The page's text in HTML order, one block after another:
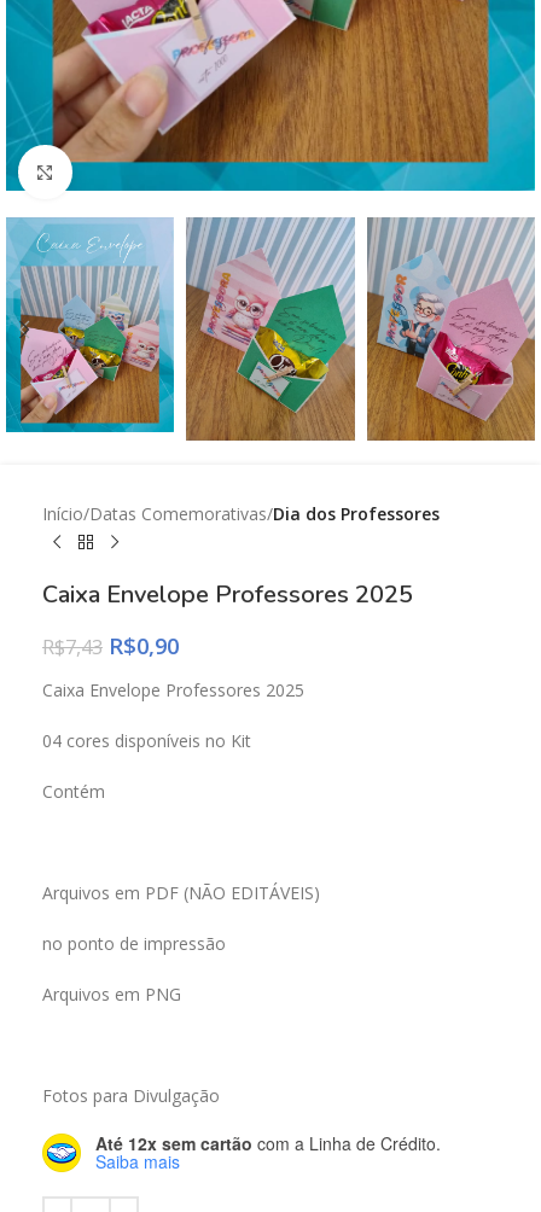
Click to enlarge
Início Datas Comemorativas Dia dos Professores
Caixa Envelope Professores 2025
R$7,43 R$0,90
Caixa Envelope Professores 2025
04 cores disponíveis no Kit
Contém
Arquivos em PDF (NÃO EDITÁVEIS)
no ponto de impressão
Arquivos em PNG
Fotos para Divulgação
Até 12x sem cartão com a Linha de Crédito.
Saiba mais